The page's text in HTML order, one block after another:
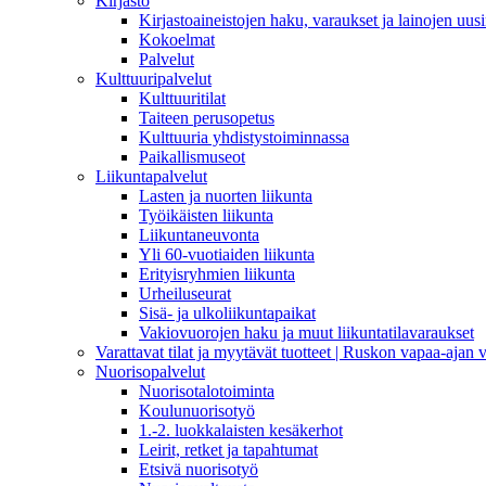
Kirjastoaineistojen haku, varaukset ja lainojen
Kokoelmat
Palvelut
Kulttuuripalvelut
Kulttuuritilat
Taiteen perusopetus
Kulttuuria yhdistystoiminnassa
Paikallismuseot
Liikuntapalvelut
Lasten ja nuorten liikunta
Työikäisten liikunta
Liikuntaneuvonta
Yli 60-vuotiaiden liikunta
Erityisryhmien liikunta
Urheiluseurat
Sisä- ja ulkoliikuntapaikat
Vakiovuorojen haku ja muut liikuntatilavaraukset
Varattavat tilat ja myytävät tuotteet | Ruskon vapaa-ajan
Nuorisopalvelut
Nuorisotalotoiminta
Koulunuorisotyö
1.-2. luokkalaisten kesäkerhot
Leirit, retket ja tapahtumat
Etsivä nuorisotyö